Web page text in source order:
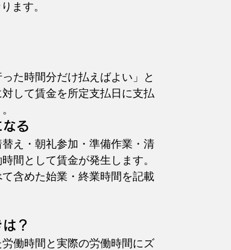
ます。
た時間分だけ払えばよい」と
して賃金を所定支払日に支払
る
え・朝礼参加・準備作業・清
間として賃金が発生します。
含めた始業・終業時間を記載
？
働時間と実際の労働時間にズ